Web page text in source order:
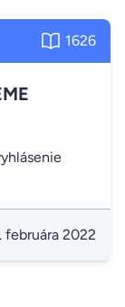
1626
februára 2022